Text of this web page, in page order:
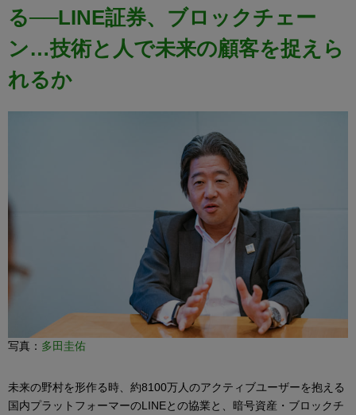
る──LINE証券、ブロックチェー
ン…技術と人で未来の顧客を捉えら
れるか
写真： 多田圭佑
未来の野村を形作る時、約8100万人のアクティブユーザーを抱える
国内プラットフォーマーのLINEとの協業と、暗号資産・ブロックチ